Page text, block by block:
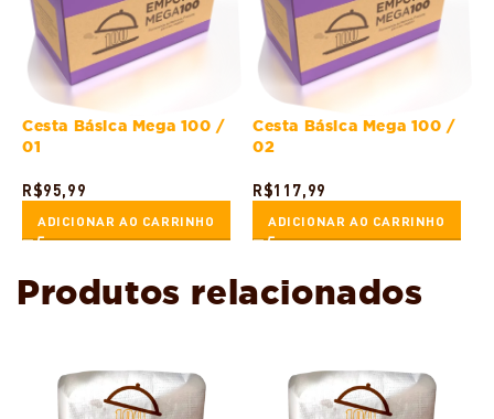
Cesta Básica Mega 100 /
01
R$95,99
ADICIONAR AO CARRINHO
Cesta Básica Mega 100 /
02
R$117,99
ADICIONAR AO CARRINHO
Produtos relacionados